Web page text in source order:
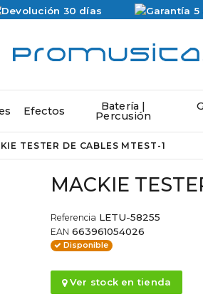
Efectos Batería |
Percusión
TESTER DE CABLES MTEST-1
MACKIE
Referencia LETU-58255
EAN 663961054026
Disponible
Ver stock en tienda